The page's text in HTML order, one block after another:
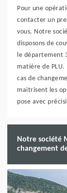
Pour une
contacter un
vous. Notre
disposons de
le département
matière de PLU.
cas de
maitrisent les
pose avec
Notre société
changement